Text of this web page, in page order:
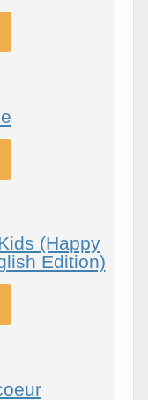
(Happy
Edition)